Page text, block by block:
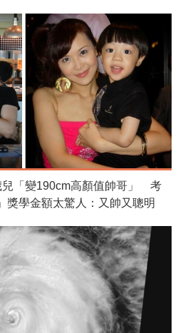
兒「變190cm高顏值帥哥」 考
獎學金額太驚人：又帥又聰明